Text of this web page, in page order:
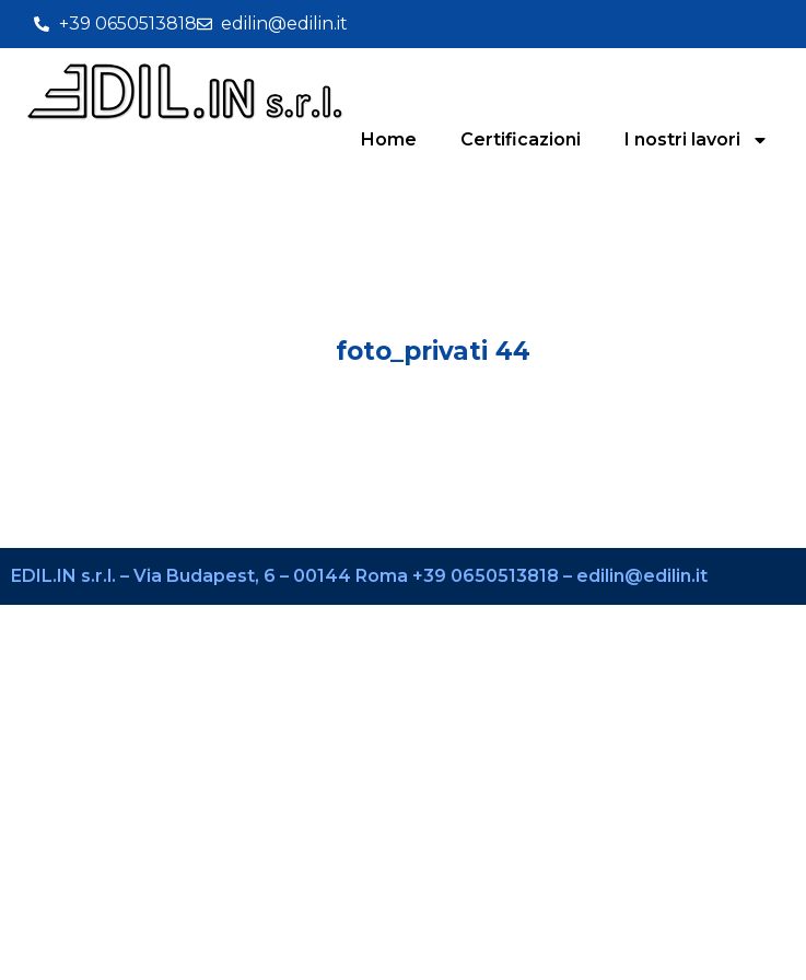
+39 0650513818 edilin@edilin.it
Home Certificazioni I nostri lavori
foto_privati 44
EDIL.IN s.r.l. – Via Budapest, 6 – 00144 Roma +39 0650513818 – edilin@edilin.it